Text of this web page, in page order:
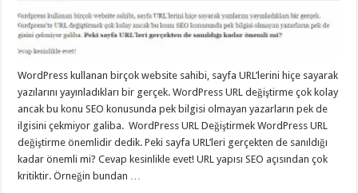
WordPress kullanan birçok website sahibi, sayfa URL’lerini hiçe sayarak
yazılarını yayınladıkları bir gerçek. WordPress URL değiştirme çok kolay
ancak bu konu SEO konusunda pek bilgisi olmayan yazarların pek de
ilgisini çekmiyor galiba. WordPress URL Değiştirmek WordPress URL
değiştirme önemlidir dedik. Peki sayfa URL’leri gerçekten de sanıldığı
kadar önemli mi? Cevap kesinlikle evet! URL yapısı SEO açısından çok
kritiktir. Örneğin bundan …